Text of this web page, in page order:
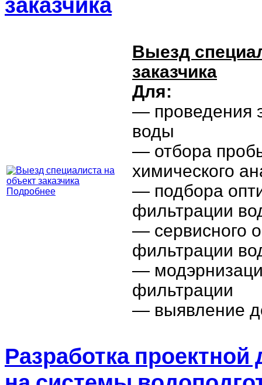
заказчика
Подробнее
Выезд
заказчика
Для:
— проведения
воды
— отбора
химического
— подбора
фильтрации
— сервисного
фильтрации
—
фильтрации
— выявление
Разработка проектной